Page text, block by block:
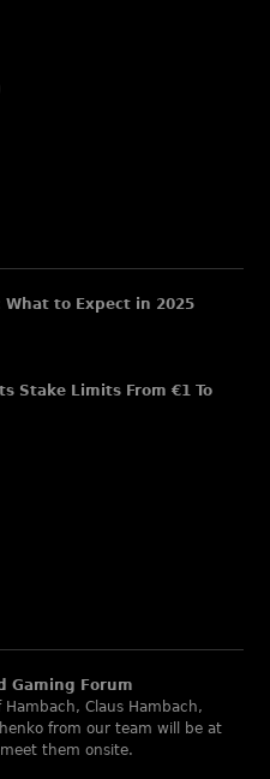
to Expect in 2025
Stake Limits From €1 To
Gaming Forum
Hambach, Claus Hambach,
from our team will be at
them onsite.